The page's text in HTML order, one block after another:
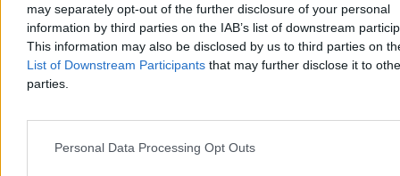
may separately opt-out of the further disclosure of your personal
information by third parties on the IAB’s list of downstream
This information may also be disclosed by us to third parties on
List of Downstream Participants that may further disclose it to
parties.
Personal Data Processing Opt Outs
Kierowcy w Krakowie muszą przygotować się na zmiany. Od
poniedziałku Obszar Płatnego Parkowania powiększy się o kolejne
rejony miasta, w tym okolice Ronda Matecznego, Cmentarza
Podgórskiego oraz krakowskich Błoń. Urzędnicy tłumaczą decyzję
wnioskami samych mieszkańców.
Agnieszka Waś-Turecka